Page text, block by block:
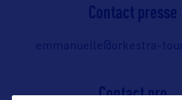
Contact presse
emmanuelle@orkestra-
Contact pro